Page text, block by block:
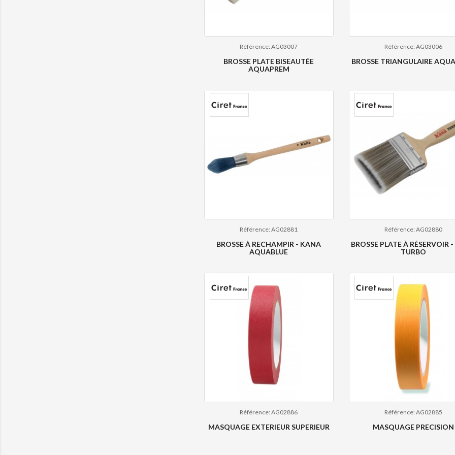
Référence: AG03007
BROSSE PLATE BISEAUTÉE
AQUAPREM
Référence: AG03006
BROSSE TRIANGULAIRE
Référence: AG02881
BROSSE À RECHAMPIR - KANA
AQUABLUE
Référence: AG02880
BROSSE PLATE À RÉSERVOIR
TURBO
Référence: AG02886
MASQUAGE EXTERIEUR SUPERIEUR
Référence: AG02885
MASQUAGE PRECISION